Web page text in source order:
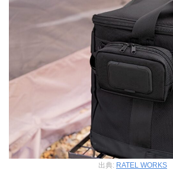
出典: RATEL WORKS